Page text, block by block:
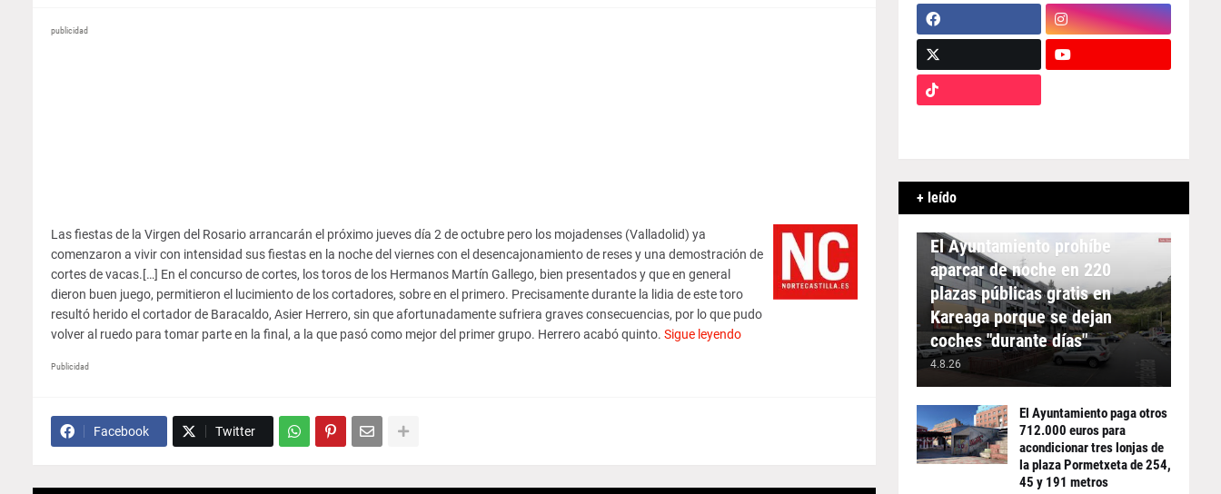
publicidad
Las fiestas de la Virgen del Rosario arrancarán el próximo jueves día 2 de octubre pero los mojadenses (Valladolid) ya
comenzaron a vivir con intensidad sus fiestas en la noche del viernes con el desencajonamiento de reses y una demostración de
cortes de vacas.[…] En el concurso de cortes, los toros de los Hermanos Martín Gallego, bien presentados y que en general
dieron buen juego, permitieron el lucimiento de los cortadores, sobre en el primero. Precisamente durante la lidia de este toro
resultó herido el cortador de Baracaldo, Asier Herrero, sin que afortunadamente sufriera graves consecuencias, por lo que pudo
volver al ruedo para tomar parte en la final, a la que pasó como mejor del primer grupo. Herrero acabó quinto. Sigue leyendo
Publicidad
Facebook Twitter
+ leído
APARCAMIENTO
El Ayuntamiento prohíbe
aparcar de noche en 220
plazas públicas gratis en
Kareaga porque se dejan
coches "durante días"
4.8.26
El Ayuntamiento paga otros
712.000 euros para
acondicionar tres lonjas de
la plaza Pormetxeta de 254,
45 y 191 metros